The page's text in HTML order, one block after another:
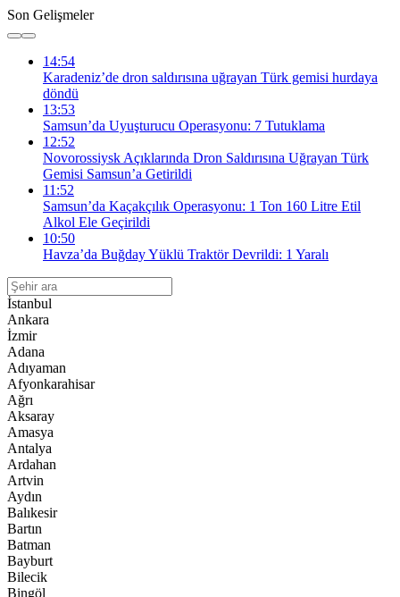
Son Gelişmeler
14:54
Karadeniz’de dron saldırısına uğrayan Türk gemisi hurdaya
döndü
13:53
Samsun’da Uyuşturucu Operasyonu: 7 Tutuklama
12:52
Novorossiysk Açıklarında Dron Saldırısına Uğrayan Türk
Gemisi Samsun’a Getirildi
11:52
Samsun’da Kaçakçılık Operasyonu: 1 Ton 160 Litre Etil
Alkol Ele Geçirildi
10:50
Havza’da Buğday Yüklü Traktör Devrildi: 1 Yaralı
İstanbul
Ankara
İzmir
Adana
Adıyaman
Afyonkarahisar
Ağrı
Aksaray
Amasya
Antalya
Ardahan
Artvin
Aydın
Balıkesir
Bartın
Batman
Bayburt
Bilecik
Bingöl